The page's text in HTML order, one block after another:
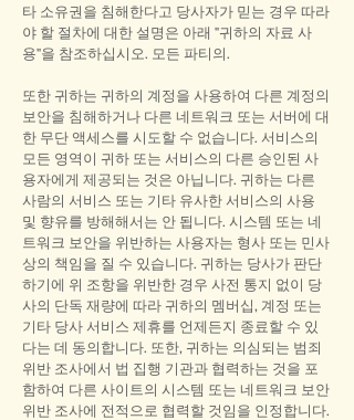
타 소유권을 침해한다고 당사자가 믿는 경우 따라
야 할 절차에 대한 설명은 아래 "귀하의 자료 사
용"을 참조하십시오. 모든 파티의.
또한 귀하는 귀하의 계정을 사용하여 다른 계정의
보안을 침해하거나 다른 네트워크 또는 서버에 대
한 무단 액세스를 시도할 수 없습니다. 서비스의
모든 영역이 귀하 또는 서비스의 다른 승인된 사
용자에게 제공되는 것은 아닙니다. 귀하는 다른
사람의 서비스 또는 기타 유사한 서비스의 사용
및 향유를 방해해서는 안 됩니다. 시스템 또는 네
트워크 보안을 위반하는 사용자는 형사 또는 민사
상의 책임을 질 수 있습니다. 귀하는 당사가 판단
하기에 위 조항을 위반한 경우 사전 통지 없이 당
사의 단독 재량에 따라 귀하의 멤버십, 계정 또는
기타 당사 서비스 제휴를 언제든지 종료할 수 있
다는 데 동의합니다. 또한, 귀하는 의심되는 범죄
위반 조사에서 법 집행 기관과 협력하는 것을 포
함하여 다른 사이트의 시스템 또는 네트워크 보안
위반 조사에 전적으로 협력할 것임을 인정합니다.